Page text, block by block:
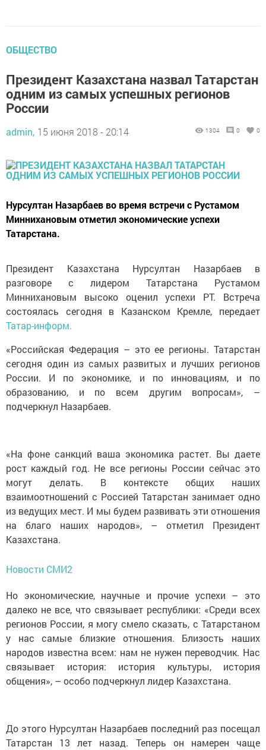
ОБЩЕСТВО
Президент Казахстана назвал Татарстан
одним из самых успешных регионов
России
admin, 15 июня 2018 - 20:14 1304 0 0
Нурсултан Назарбаев во время встречи с Рустамом
Миннихановым отметил экономические успехи
Татарстана.
Президент Казахстана Нурсултан Назарбаев в
разговоре с лидером Татарстана Рустамом
Миннихановым высоко оценил успехи РТ. Встреча
состоялась сегодня в Казанском Кремле, передает
Татар-информ.
«Российская Федерация – это ее регионы. Татарстан
сегодня один из самых развитых и лучших регионов
России. И по экономике, и по инновациям, и по
образованию, и по всем другим вопросам», –
подчеркнул Назарбаев.
«На фоне санкций ваша экономика растет. Вы даете
рост каждый год. Не все регионы России сейчас это
могут делать. В контексте общих наших
взаимоотношений с Россией Татарстан занимает одно
из ведущих мест. И мы будем развивать эти отношения
на благо наших народов», – отметил Президент
Казахстана.
Новости СМИ2
Но экономические, научные и прочие успехи – это
далеко не все, что связывает республики: «Среди всех
регионов России, я могу смело сказать, с Татарстаном
у нас самые близкие отношения. Близость наших
народов известна всем: нам не нужен переводчик. Нас
связывает история: история культуры, история
общения», – особо подчеркнул лидер Казахстана.
До этого Нурсултан Назарбаев последний раз посещал
Татарстан 13 лет назад. Теперь он намерен чаще